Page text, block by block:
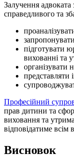
Залучення
справедливого та
підготувати
вихованні та
організувати
представляти
Професійний
прав дитини та
виховання та
відповідатиме всім
Висновок